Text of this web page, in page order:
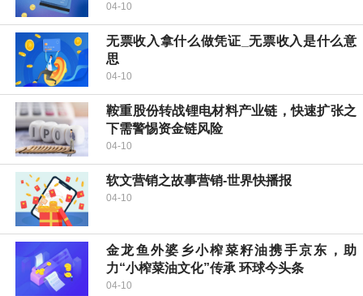
04-10
无票收入拿什么做凭证_无票收入是什么意
思
04-10
鞍重股份转战锂电材料产业链，快速扩张之
下需警惕资金链风险
04-10
软文营销之故事营销-世界快播报
04-10
金龙鱼外婆乡小榨菜籽油携手京东，助
力“小榨菜油文化”传承 环球今头条
04-10